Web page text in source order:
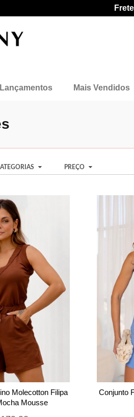
Lançamentos Mais Vendidos
PREÇO
Molecotton Filipa
Mousse
Conjunto